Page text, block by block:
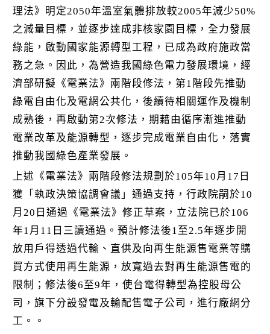
理法》明定2050年溫室氣體排放較2005年減少50%
之減量目標，並逐步達成非核家園目標，全力發展
綠能，啟動國家能源轉型工程，已成為政府施政當
務之急。因此，為營造我國綠色電力發展環境，經
濟部研擬《電業法》兩階段修法，第1階段先推動
綠電自由化及電網公共化，後續待相關運作及機制
成熟後，再啟動第2次修法，期藉由循序漸進推動
電業改革及能源轉型，逐步完成電業自由化，落實
推動我國綠色產業發展。
上述《電業法》兩階段修法規劃於105年10月17日
獲「執政決策協調會議」通過支持，行政院嗣於10
月20日通過《電業法》修正草案，立法院已於106
年1月11日三讀通過。預計修法後1至2.5年逐步開
放用戶得透過代輸、直供及向再生能源售電業等購
買方式使用再生能源，放寬過去對再生能源售電的
限制；修法後6至9年，使台電得轉型為控股母公
司，旗下分設發電及輸配售電子公司，進行廠網分
工。。